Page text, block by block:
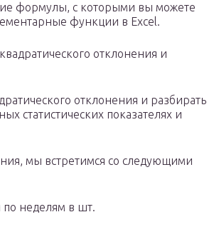
формулы, с которыми вы можете
функции в Excel.
отклонения и
отклонения и разбирать
статистических показателях и
мы встретимся со следующими
по неделям в шт.